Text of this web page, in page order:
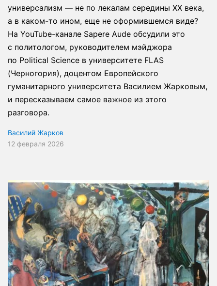
Василий Жарков
12 февраля 2026
универсализм — не по лекалам середины XX века,
а в каком-то ином, еще не оформившемся виде?
На YouTube-канале Sapere Aude обсудили это
с политологом, руководителем мэйджора
по Political Science в университете FLAS
(Черногория), доцентом Европейского
гуманитарного университета Василием Жарковым,
и пересказываем самое важное из этого
разговора.